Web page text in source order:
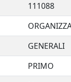
111088
GENERALI
PRIMO